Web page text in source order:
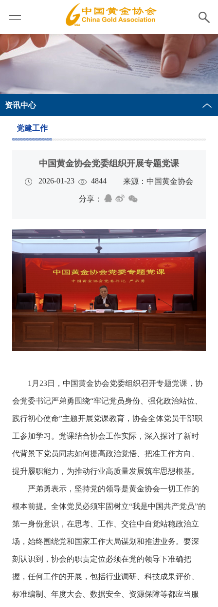
资讯中心
党建工作
中国黄金协会党委组织开展专题党课
2026-01-23 4844 来源：中国黄金协会
分享：
1月23日，中国黄金协会党委组织召开专题党课，协
会党委书记严弟勇围绕“牢记党员身份、强化政治站位、
践行初心使命”主题开展党课教育，协会全体党员干部职
工参加学习。党课结合协会工作实际，深入探讨了新时
代背景下党员同志如何提高政治觉悟、把准工作方向、
提升履职能力，为推动行业高质量发展筑牢思想根基。
严弟勇表示，坚持党的领导是黄金协会一切工作的
根本前提。全体党员必须牢固树立“我是中国共产党员”的
第一身份意识，在思考、工作、交往中自觉站稳政治立
场，始终围绕党和国家工作大局谋划和推进业务。要深
刻认识到，协会的职责定位必须在党的领导下准确把
握，任何工作的开展，包括行业调研、科技成果评价、
标准编制、年度大会、数据安全、资源保障等都应当服